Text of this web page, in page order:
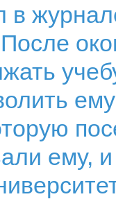
в
После
ему,